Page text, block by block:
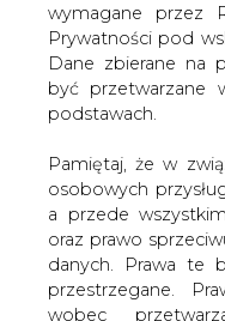
wymagane przez
Prywatności pod
Dane zbierane na
być przetwarzane
podstawach.
Pamiętaj, że w
osobowych
a przede
oraz prawo
danych. Prawa te
przestrzegane.
wobec
Ocena śladu
wizerunku